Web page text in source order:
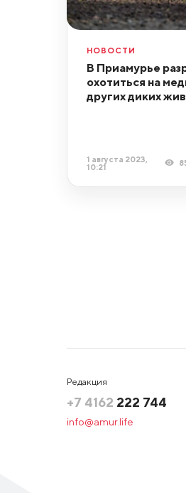
НОВОСТИ
В Приамурье
охотиться на
других диких
1 августа 2023,
10:21
Редакция
+7 4162 222 744
info@amur.life